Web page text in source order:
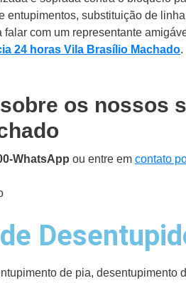
entupimentos, substituição de
falar com um representante
24 horas Vila Brasílio Machado.
os nossos
WhatsApp ou entre em contato
de pia,